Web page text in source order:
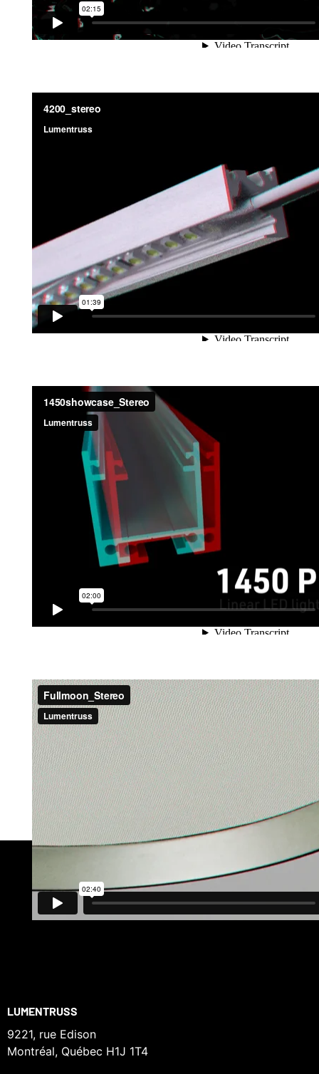
Presentation 3D du profilé DEL 4200
Présentation 3D du profilé LED 1450
Présentation 3D du luminaire FullMoon
LUMENTRUSS
9221, rue Edison
Montréal, Québec H1J 1T4